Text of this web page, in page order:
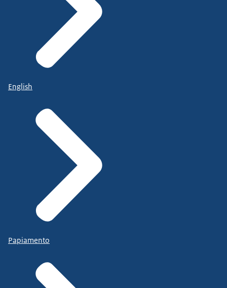
English
Papiamento